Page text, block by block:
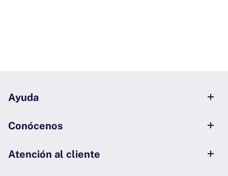
Ayuda
Conócenos
Atención al cliente